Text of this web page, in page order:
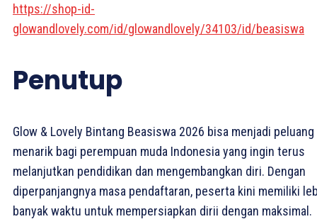
https://shop-id-
glowandlovely.com/id/glowandlovely/34103/id/beasiswa
Penutup
Glow & Lovely Bintang Beasiswa 2026 bisa menjadi peluang
menarik bagi perempuan muda Indonesia yang ingin terus
melanjutkan pendidikan dan mengembangkan diri. Dengan
diperpanjangnya masa pendaftaran, peserta kini memiliki
banyak waktu untuk mempersiapkan dirii dengan maksimal.